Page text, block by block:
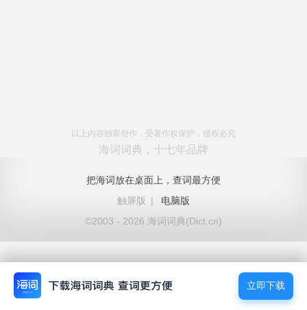
以上内容独家创作，受著作权保护，侵权必究
海词词典，十七年品牌
把海词放在桌面上，查词最方便
触屏版
|
电脑版
©2003 - 2026 海词词典(Dict.cn)
立即下载
立即下载